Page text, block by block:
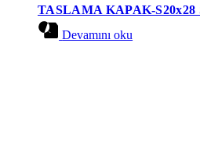
TASLAMA KAPAK-
Devamını oku